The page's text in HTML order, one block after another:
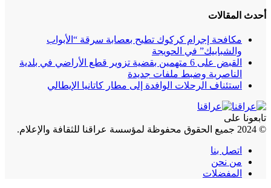
أحدث المقالات
مكافحة إجرام كركوك تطيح بعصابة سرقة “الأبواب
والشبابيك” في الحويجة
القبض على 6 متهمين بقضية تزوير قطع الأراضي في بلدية
الناصرية وضبط ملفات جديدة
استئناف الرحلات الوافدة إلى مطار كاتانيا الإيطالي
تابعونا على
© 2024 جميع الحقوق محفوظة لمؤسسة عراقنا للثقافة والإعلام.
اتصل بنا
من نحن
المفضلات